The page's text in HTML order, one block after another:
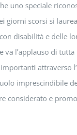
uno speciale
scorsi si
disabilità e
l’applauso di
attraverso
imprescindibile
considerato e